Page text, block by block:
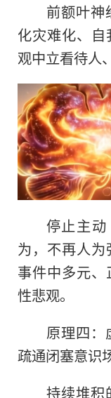
前额叶神
化灾难化、
观中立看待人
停止主
为，不再人
事件中多元
性悲观。
原理四：
疏通闭塞意识
持续堆积